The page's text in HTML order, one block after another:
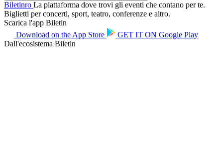
Biletinro La piattaforma dove trovi gli eventi che contano per te.
Biglietti per concerti, sport, teatro, conferenze e altro.
Scarica l'app Biletin
Download on the App Store GET IT ON Google Play
Dall'ecosistema Biletin